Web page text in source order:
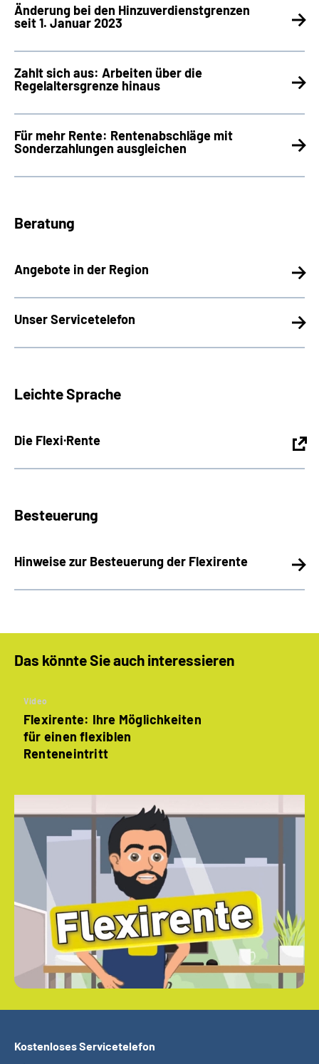
Änderung bei den Hinzuverdienstgrenzen
seit 1. Januar 2023
Zahlt sich aus: Arbeiten über die
Regelaltersgrenze hinaus
Für mehr Rente: Rentenabschläge mit
Sonderzahlungen ausgleichen
Beratung
Angebote in der Region
Unser Servicetelefon
Leichte Sprache
Die Flexi·Rente
Besteuerung
Hinweise zur Besteuerung der Flexirente
Das könnte Sie auch interessieren
Video
Flexirente: Ihre Möglichkeiten
für einen flexiblen
Renteneintritt
Kostenloses Servicetelefon